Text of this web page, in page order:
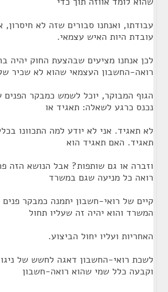
עבודתו, ואנחנו סבורים שזה לא חיסרון,
עובדת היות האיש עצמאי.
לכן אנחנו מציעים שבהצעת החוק יהיה
רואה-החשבון העצמאי שהוא לא שכיר
הגוף המבוקר, יוכל לשמש כמבקר הפנים
נכנס כרגע לשאלה: תאגיד או
לא תאגיד. אני לא יודע למה התכוונו
תאגיד. האם תאגיד הוא
וזברה או גם שותפות? אבל הנושא הזה
רואה כל מניעה שגם במשרד
קיים של רואי-חשבון יתמנה כמבקר
המשרד והוא יהיה זה שעליו תחול
האחריות ועליו יחול הביצוע.
לשכת רואי-החשבון דאגה לחשש של
וקבעה כלל שמי שהוא רואה-חשבון